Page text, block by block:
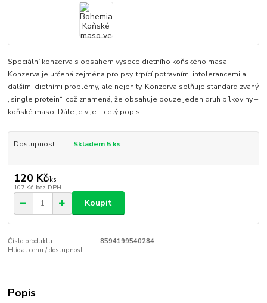
Speciální konzerva s obsahem vysoce dietního koňského masa.
Konzerva je určená zejména pro psy, trpící potravními intolerancemi a
dalšími dietními problémy, ale nejen ty. Konzerva splňuje standard zvaný
„single protein“, což znamená, že obsahuje pouze jeden druh bílkoviny –
koňské maso. Dále je v je... celý popis
Dostupnost Skladem 5 ks
120 Kč/ks
107 Kč bez DPH
Koupit
Číslo produktu:
8594199540284
Hlídat cenu / dostupnost
Popis